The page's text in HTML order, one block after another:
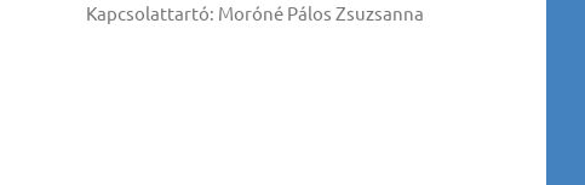
Kapcsolattartó: Moróné Pálos Zsuzsanna